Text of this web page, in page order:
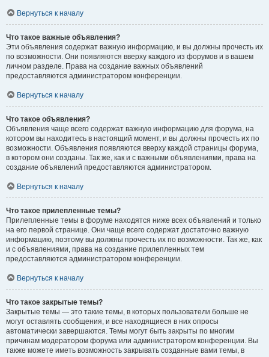
Вернуться к началу
Что такое важные объявления?
Эти объявления содержат важную информацию, и вы должны прочесть их
по возможности. Они появляются вверху каждого из форумов и в вашем
личном разделе. Права на создание важных объявлений
предоставляются администратором конференции.
Вернуться к началу
Что такое объявления?
Объявления чаще всего содержат важную информацию для форума, на
котором вы находитесь в настоящий момент, и вы должны прочесть их по
возможности. Объявления появляются вверху каждой страницы форума,
в котором они созданы. Так же, как и с важными объявлениями, права на
создание объявлений предоставляются администратором.
Вернуться к началу
Что такое прилепленные темы?
Прилепленные темы в форуме находятся ниже всех объявлений и только
на его первой странице. Они чаще всего содержат достаточно важную
информацию, поэтому вы должны прочесть их по возможности. Так же, как
и с объявлениями, права на создание прилепленных тем
предоставляются администратором конференции.
Вернуться к началу
Что такое закрытые темы?
Закрытые темы — это такие темы, в которых пользователи больше не
могут оставлять сообщения, и все находящиеся в них опросы
автоматически завершаются. Темы могут быть закрыты по многим
причинам модератором форума или администратором конференции. Вы
также можете иметь возможность закрывать созданные вами темы, в